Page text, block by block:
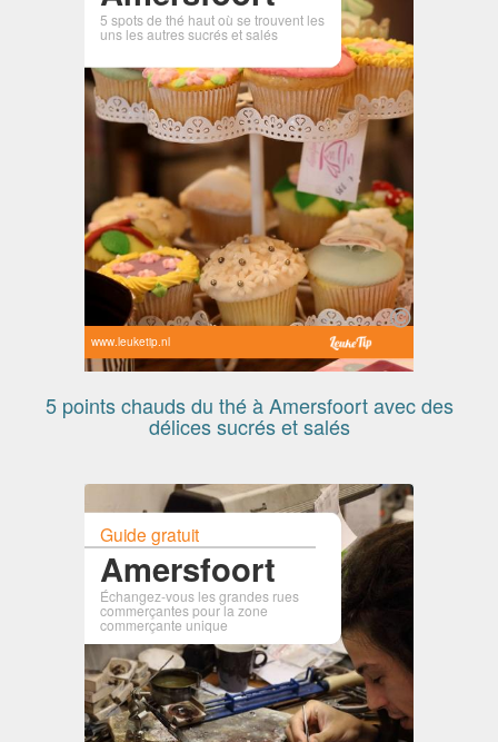
5 spots de thé haut où se trouvent les
uns les autres sucrés et salés
www.leuketip.nl
5 points chauds du thé à Amersfoort avec des
délices sucrés et salés
Guide gratuit
Amersfoort
Échangez-vous les grandes rues
commerçantes pour la zone
commerçante unique